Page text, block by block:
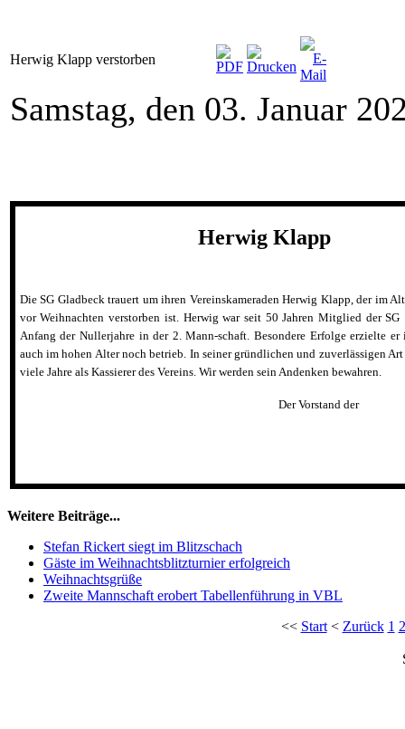
Herwig Klapp verstorben
Samstag, den 03. Januar
Herwig Klapp
Die SG Gladbeck trauert um ihren Vereinskameraden Herwig Klapp, der im
vor Weihnachten verstorben ist. Herwig war seit 50 Jahren Mitglied der
Anfang der Nullerjahre in der 2. Mann-schaft. Besondere Erfolge erzielte er
auch im hohen Alter noch betrieb. In seiner gründlichen und zuverlässigen
viele Jahre als Kassierer des Vereins. Wir werden sein Andenken bewahren.
Der Vorstand der
Weitere Beiträge...
Stefan Rickert siegt im Blitzschach
Gäste im Weihnachtsblitzturnier erfolgreich
Weihnachtsgrüße
Zweite Mannschaft erobert Tabellenführung in VBL
<< Start< Zurück 1 2